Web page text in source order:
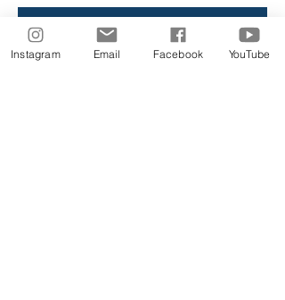
Aucun post publié
Instagram Email Facebook YouTube